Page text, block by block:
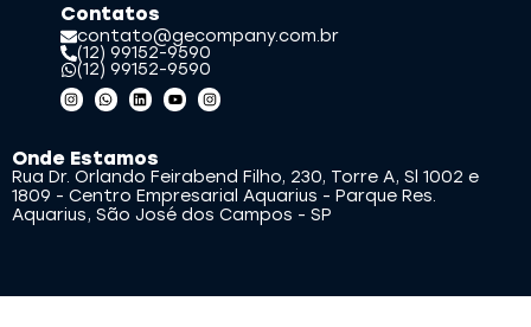
Contatos
contato@gecompany.com.br
(12) 99152-9590
(12) 99152-9590
Onde Estamos
Rua Dr. Orlando Feirabend Filho, 230, Torre A, Sl 1002 e
1809 - Centro Empresarial Aquarius - Parque Res.
Aquarius, São José dos Campos - SP